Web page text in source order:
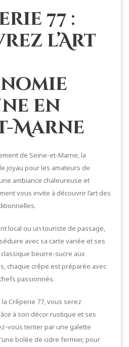
77 :
l’Art
en
Marne
de Seine-et-Marne, la
joyau pour les amateurs de
ambiance chaleureuse et
vous invite à découvrir l’art des
local ou un touriste de passage,
avec sa carte variée et ses
beurre-sucre aux
chaque crêpe est préparée avec
passionnés.
Crêperie 77, vous serez
à son décor rustique et ses
vous tenter par une galette
bolée de cidre fermier, pour